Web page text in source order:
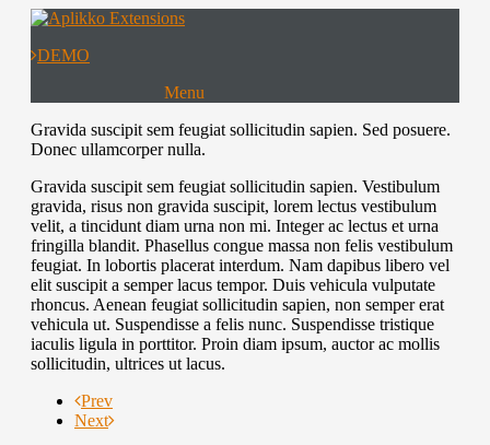
DEMO
Menu
Templates
Download
Gravida suscipit sem feugiat sollicitudin sapien. Sed posuere.
Donec ullamcorper nulla.
Gravida suscipit sem feugiat sollicitudin sapien. Vestibulum
gravida, risus non gravida suscipit, lorem lectus vestibulum
velit, a tincidunt diam urna non mi. Integer ac lectus et urna
fringilla blandit. Phasellus congue massa non felis vestibulum
feugiat. In lobortis placerat interdum. Nam dapibus libero vel
elit suscipit a semper lacus tempor. Duis vehicula vulputate
rhoncus. Aenean feugiat sollicitudin sapien, non semper erat
vehicula ut. Suspendisse a felis nunc. Suspendisse tristique
iaculis ligula in porttitor. Proin diam ipsum, auctor ac mollis
sollicitudin, ultrices ut lacus.
Prev
Next